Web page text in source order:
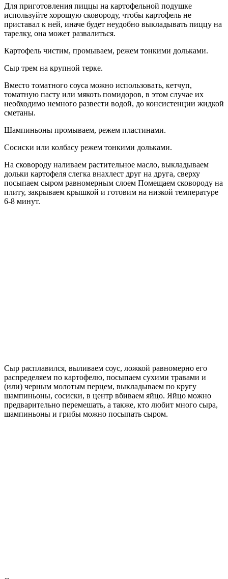
Для приготовления пиццы на картофельной подушке
используйте хорошую сковороду, чтобы картофель не
приставал к ней, иначе будет неудобно выкладывать пиццу на
тарелку, она может развалиться.
Картофель чистим, промываем, режем тонкими дольками.
Сыр трем на крупной терке.
Вместо томатного соуса можно использовать, кетчуп,
томатную пасту или мякоть помидоров, в этом случае их
необходимо немного развести водой, до консистенции жидкой
сметаны.
Шампиньоны промываем, режем пластинами.
Сосиски или колбасу режем тонкими дольками.
На сковороду наливаем растительное масло, выкладываем
дольки картофеля слегка внахлест друг на друга, сверху
посыпаем сыром равномерным слоем Помещаем сковороду на
плиту, закрываем крышкой и готовим на низкой температуре
6-8 минут.
Сыр расплавился, выливаем соус, ложкой равномерно его
распределяем по картофелю, посыпаем сухими травами и
(или) черным молотым перцем, выкладываем по кругу
шампиньоны, сосиски, в центр вбиваем яйцо. Яйцо можно
предварительно перемешать, а также, кто любит много сыра,
шампиньоны и грибы можно посыпать сыром.